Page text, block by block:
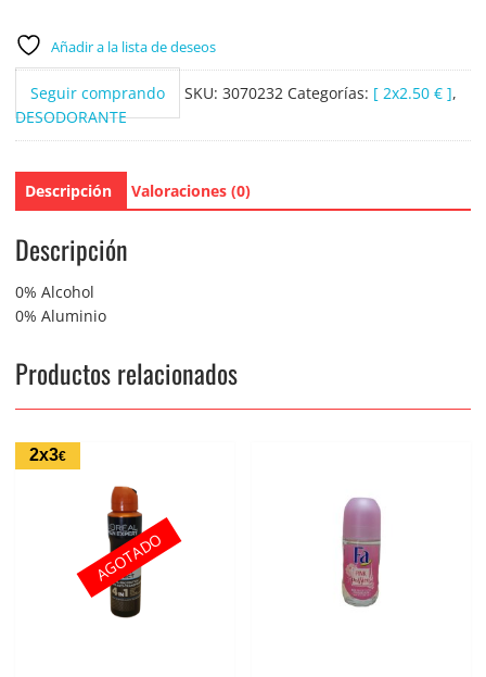
Añadir a la lista de deseos
Seguir comprando SKU: 3070232 Categorías: [ 2x2.50 € ],
DESODORANTE
Descripción Valoraciones (0)
Descripción
0% Alcohol
0% Aluminio
Productos relacionados
2x3€
AGOTADO